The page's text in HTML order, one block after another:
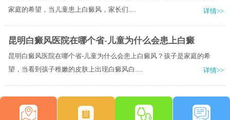
家庭的希望，当儿童患上白癜风，家长们.....
详情>>
昆明白癜风医院在哪个省-儿童为什么会患上白癜
昆明白癜风医院在哪个省-儿童为什么会患上白癜风？孩子是家庭的希
望，当看到孩子稚嫩的皮肤上出现白癜风白.....
详情>>